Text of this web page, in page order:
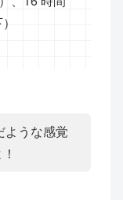
ような感覚